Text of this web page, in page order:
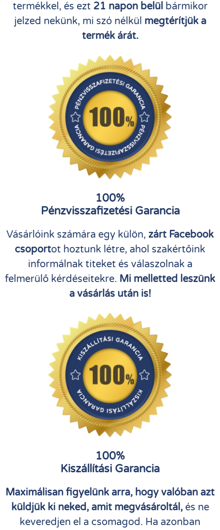
termékkel, és ezt 21 napon belülbármikor
jelzed nekünk, mi szó nélkül megtérítjük a
termék árát.
100%
Pénzvisszafizetési Garancia
Vásárlóink számára egy külön, zárt Facebook
csoportot hoztunk létre, ahol szakértőink
informálnak titeket és válaszolnak a
felmerülő kérdéseitekre. Mi melletted leszünk
a vásárlás után is!
100%
Kiszállítási Garancia
Maximálisan figyelünk arra, hogy valóban azt
küldjük ki neked, amit megvásároltál, és ne
keveredjen el a csomagod. Ha azonban